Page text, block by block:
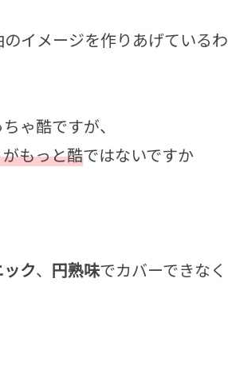
イメージを作りあげているわ
ゃ酷ですが、
もっと酷ではないですか
ク、 円熟味でカバーできなく